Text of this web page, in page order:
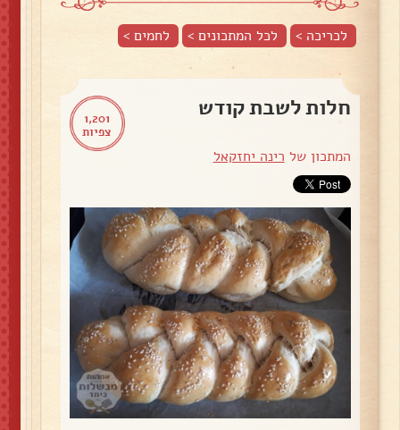
לכריכה > לכל המתכונים > לחמים>
1,201
צפיות
חלות לשבת קודש
המתכון של רינה יחזקאל